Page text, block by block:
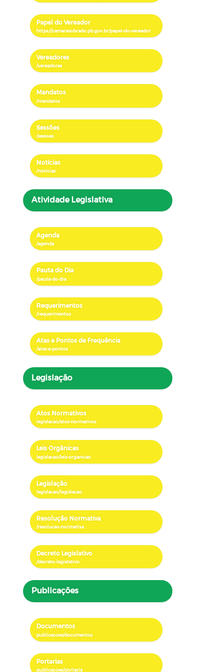
Papel do Vereador
Vereadores
Mandatos
Sessões
Notícias
Atividade Legislativa
Agenda
Pauta do Dia
Requerimentos
Atas e Pontos de Frequência
Legislação
Atos Normativos
Leis Orgânicas
Legislação
Resolução Normativa
Decreto Legislativo
Publicações
Documentos
Portarias